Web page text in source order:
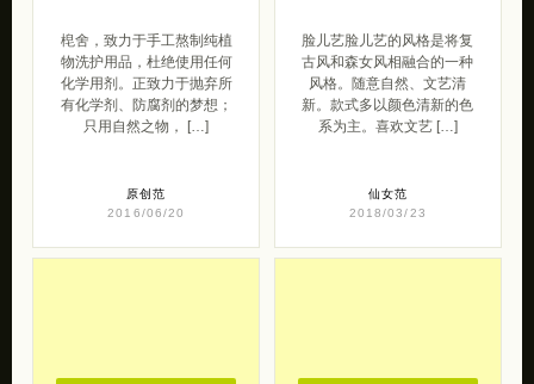
梍舍，致力于手工熬制纯植
物洗护用品，杜绝使用任何
化学用剂。正致力于抛弃所
有化学剂、防腐剂的梦想；
只用自然之物， […]
原创范
2016/06/20
脸儿艺脸儿艺的风格是将复
古风和森女风相融合的一种
风格。随意自然、文艺清
新。款式多以颜色清新的色
系为主。喜欢文艺 […]
仙女范
2018/03/23